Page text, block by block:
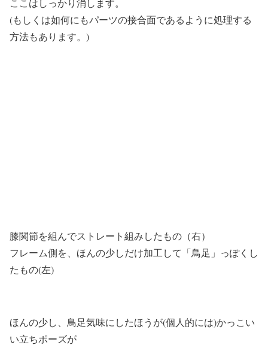
(もしくは如何にもパーツの接合面であるように処理する
方法もあります。)
膝関節を組んでストレート組みしたもの（右）
フレーム側を、ほんの少しだけ加工して「鳥足」っぽくし
たもの(左)
ほんの少し、鳥足気味にしたほうが(個人的には)かっこい
い立ちポーズが